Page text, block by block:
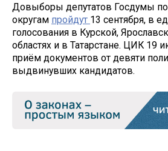
Довыборы депутатов Госдумы
округам пройдут 13 сентября, в
голосования в Курской,
областях и в Татарстане. ЦИК 19
приём документов от девяти
выдвинувших кандидатов.